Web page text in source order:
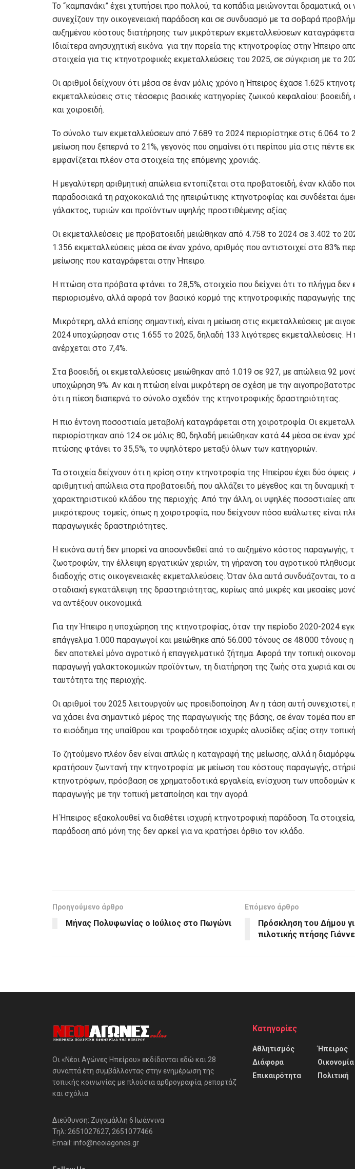
Το “καμπανάκι” έχει χτυπήσει προ πολλού, τα κοπάδια μειώνονται δραματικά, οι
συνεχίζουν την οικογενειακή παράδοση και σε συνδυασμό με τα σοβαρά
αυξημένου κόστους διατήρησης των μικρότερων εκμεταλλεύσεων
Ιδιαίτερα ανησυχητική εικόνα για την πορεία της κτηνοτροφίας στην Ήπειρο
στοιχεία για τις κτηνοτροφικές εκμεταλλεύσεις του 2025, σε σύγκριση με το
Οι αριθμοί δείχνουν ότι μέσα σε έναν μόλις χρόνο η Ήπειρος έχασε 1.625
εκμεταλλεύσεις στις τέσσερις βασικές κατηγορίες ζωικού κεφαλαίου: βοοειδή,
και χοιροειδή.
Το σύνολο των εκμεταλλεύσεων από 7.689 το 2024 περιορίστηκε στις 6.064 το
μείωση που ξεπερνά το 21%, γεγονός που σημαίνει ότι περίπου μία στις πέντε
εμφανίζεται πλέον στα στοιχεία της επόμενης χρονιάς.
Η μεγαλύτερη αριθμητική απώλεια εντοπίζεται στα προβατοειδή, έναν κλάδο
παραδοσιακά τη ραχοκοκαλιά της ηπειρώτικης κτηνοτροφίας και συνδέεται
γάλακτος, τυριών και προϊόντων υψηλής προστιθέμενης αξίας.
Οι εκμεταλλεύσεις με προβατοειδή μειώθηκαν από 4.758 το 2024 σε 3.402 το
1.356 εκμεταλλεύσεις μέσα σε έναν χρόνο, αριθμός που αντιστοιχεί στο 83%
μείωσης που καταγράφεται στην Ήπειρο.
Η πτώση στα πρόβατα φτάνει το 28,5%, στοιχείο που δείχνει ότι το πλήγμα δεν
περιορισμένο, αλλά αφορά τον βασικό κορμό της κτηνοτροφικής παραγωγής
Μικρότερη, αλλά επίσης σημαντική, είναι η μείωση στις εκμεταλλεύσεις με
2024 υποχώρησαν στις 1.655 το 2025, δηλαδή 133 λιγότερες εκμεταλλεύσεις. Η
ανέρχεται στο 7,4%.
Στα βοοειδή, οι εκμεταλλεύσεις μειώθηκαν από 1.019 σε 927, με απώλεια 92
υποχώρηση 9%. Αν και η πτώση είναι μικρότερη σε σχέση με την
ότι η πίεση διαπερνά το σύνολο σχεδόν της κτηνοτροφικής δραστηριότητας.
Η πιο έντονη ποσοστιαία μεταβολή καταγράφεται στη χοιροτροφία. Οι
περιορίστηκαν από 124 σε μόλις 80, δηλαδή μειώθηκαν κατά 44 μέσα σε έναν
πτώσης φτάνει το 35,5%, το υψηλότερο μεταξύ όλων των κατηγοριών.
Τα στοιχεία δείχνουν ότι η κρίση στην κτηνοτροφία της Ηπείρου έχει δύο
αριθμητική απώλεια στα προβατοειδή, που αλλάζει το μέγεθος και τη δυναμική
χαρακτηριστικού κλάδου της περιοχής. Από την άλλη, οι υψηλές ποσοστιαίες
μικρότερους τομείς, όπως η χοιροτροφία, που δείχνουν πόσο ευάλωτες είναι
παραγωγικές δραστηριότητες.
Η εικόνα αυτή δεν μπορεί να αποσυνδεθεί από το αυξημένο κόστος παραγωγής,
ζωοτροφών, την έλλειψη εργατικών χεριών, τη γήρανση του αγροτικού
διαδοχής στις οικογενειακές εκμεταλλεύσεις. Όταν όλα αυτά συνδυάζονται, το
σταδιακή εγκατάλειψη της δραστηριότητας, κυρίως από μικρές και μεσαίες
να αντέξουν οικονομικά.
Για την Ήπειρο η υποχώρηση της κτηνοτροφίας, όταν την περίοδο 2020-2024
επάγγελμα 1.000 παραγωγοί και μειώθηκε από 56.000 τόνους σε 48.000 τόνους
δεν αποτελεί μόνο αγροτικό ή επαγγελματικό ζήτημα. Αφορά την τοπική
παραγωγή γαλακτοκομικών προϊόντων, τη διατήρηση της ζωής στα χωριά και
ταυτότητα της περιοχής.
Οι αριθμοί του 2025 λειτουργούν ως προειδοποίηση. Αν η τάση αυτή συνεχιστεί,
να χάσει ένα σημαντικό μέρος της παραγωγικής της βάσης, σε έναν τομέα που
το εισόδημα της υπαίθρου και τροφοδότησε ισχυρές αλυσίδες αξίας στην
Το ζητούμενο πλέον δεν είναι απλώς η καταγραφή της μείωσης, αλλά η
κρατήσουν ζωντανή την κτηνοτροφία: με μείωση του κόστους παραγωγής,
κτηνοτρόφων, πρόσβαση σε χρηματοδοτικά εργαλεία, ενίσχυση των υποδομών
παραγωγής με την τοπική μεταποίηση και την αγορά.
Η Ήπειρος εξακολουθεί να διαθέτει ισχυρή κτηνοτροφική παράδοση. Τα
παράδοση από μόνη της δεν αρκεί για να κρατήσει όρθιο τον κλάδο.
Προηγούμενο άρθρο
Μήνας Πολυφωνίας ο Ιούλιος στο Πωγώνι
Επόμενο άρθρο
Πρόσκληση του Δήμου
πιλοτικής πτήσης
Οι «Νέοι Αγώνες Ηπείρου» εκδίδονται εδώ και 28
συναπτά έτη συμβάλλοντας στην ενημέρωση της
τοπικής κοινωνίας με πλούσια αρθρογραφία, ρεπορτάζ
και σχόλια.
Διεύθυνση: Ζυγομάλλη 6 Ιωάννινα
Τηλ: 2651027627, 2651077466
Email: info@neoiagones.gr
Κατηγορίες
Αθλητισμός
Διάφορα
Επικαιρότητα
Ήπειρος
Οικονομία
Πολιτική